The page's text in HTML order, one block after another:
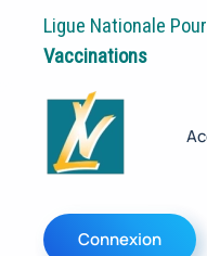
Ligue Nationale
Vaccinations
Connexion